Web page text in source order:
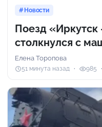
Новости
Поезд
столкнулся с
Елена Торопова
51 минута назад 985